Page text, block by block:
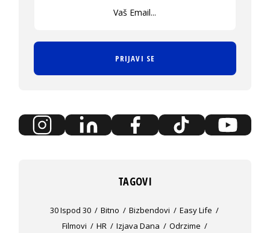
PRIJAVI SE
TAGOVI
30 Ispod 30 Bitno Bizbendovi
Easy Life
Filmovi
HR Izjava Dana
Odrzime